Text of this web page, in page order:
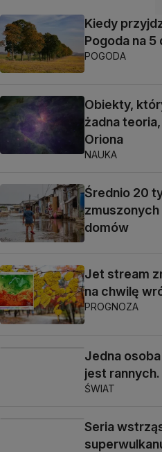
Kiedy
Pogoda na 5
POGODA
Obiekty,
żadna
Oriona
NAUKA
Średnio 20
domów
Jet stream
na chwilę
PROGNOZA
Jedna
jest
ŚWIAT
Seria